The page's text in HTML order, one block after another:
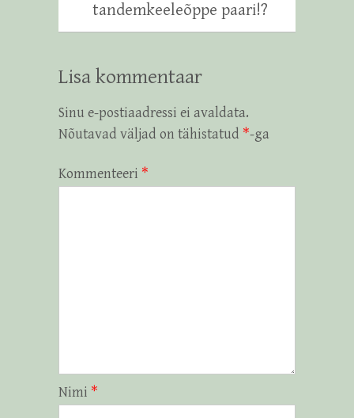
tandemkeeleõppe paari!?
Lisa kommentaar
Sinu e-postiaadressi ei avaldata.
Nõutavad väljad on tähistatud *-ga
Kommenteeri *
Nimi *